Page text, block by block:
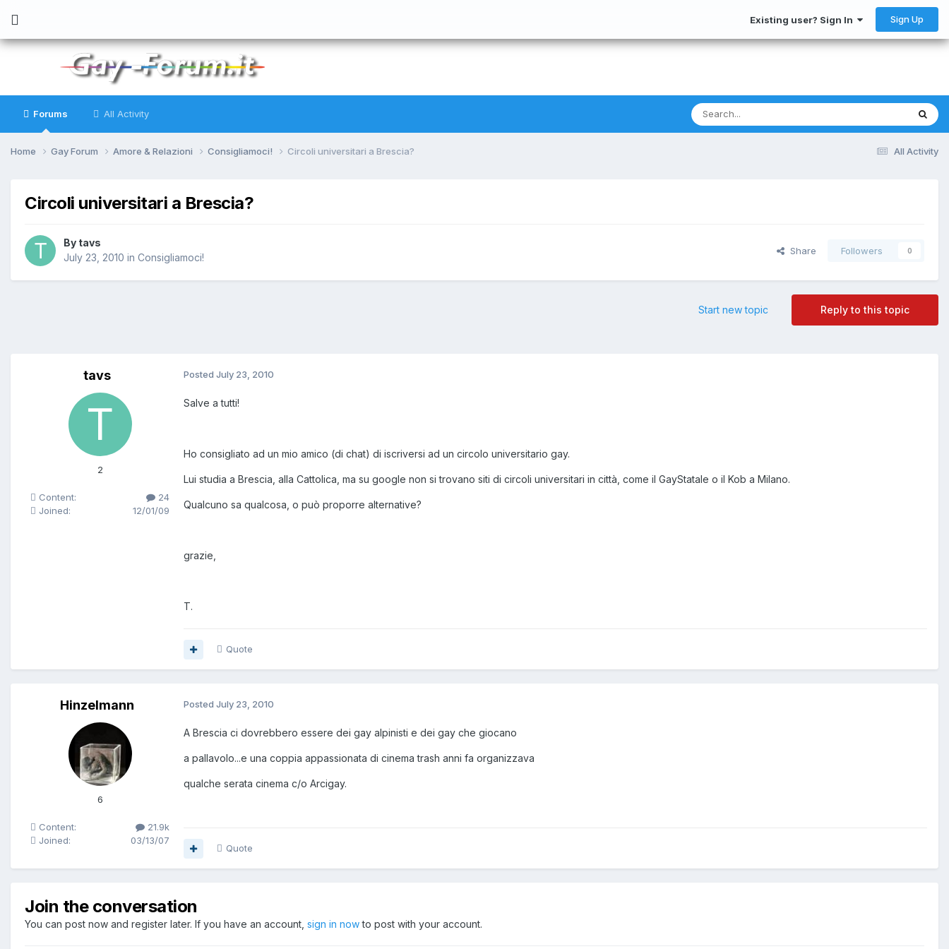
Existing user? Sign In Sign Up
Forums All Activity
All Activity
Home Gay Forum Amore & Relazioni Consigliamoci! Circoli universitari a Brescia?
Circoli universitari a Brescia?
By tavs
July 23, 2010 in Consigliamoci!
Share Followers 0
Reply to this topic
Start new topic
tavs
2
Content:
24
Joined:
12/01/09
Posted July 23, 2010
Salve a tutti!
Ho consigliato ad un mio amico (di chat) di iscriversi ad un circolo universitario gay.
Lui studia a Brescia, alla Cattolica, ma su google non si trovano siti di circoli universitari in città, come il GayStatale o il Kob a Milano.
Qualcuno sa qualcosa, o può proporre alternative?
grazie,
T.
Quote
Hinzelmann
6
Content:
21.9k
Joined:
03/13/07
Posted July 23, 2010
A Brescia ci dovrebbero essere dei gay alpinisti e dei gay che giocano
a pallavolo...e una coppia appassionata di cinema trash anni fa organizzava
qualche serata cinema c/o Arcigay.
Quote
Join the conversation
You can post now and register later. If you have an account, sign in nowto post with your account.